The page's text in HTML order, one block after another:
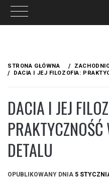
treści
STRONA GŁÓWNA
DACIA I JEJ FILOZOFIA:
DACIA I JEJ
DETALU
OPUBLIKOWANY DNIA 5